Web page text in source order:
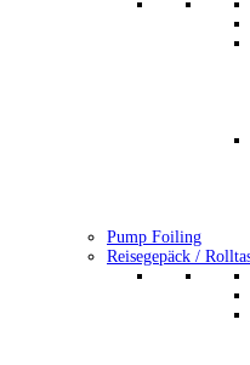
Pump Foiling
Reisegepäck /